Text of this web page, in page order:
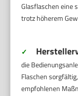
Glasflaschen eine
trotz höherem
✓
die
Flaschen
empfohlenen